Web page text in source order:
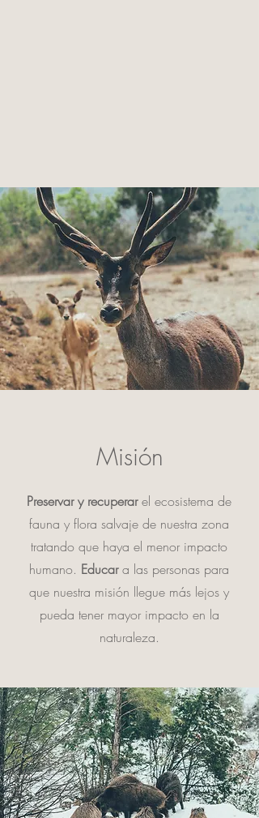
Misión
Preservar y recuperarel ecosistema de
fauna y flora salvaje de nuestra zona
tratando que haya el menor impacto
humano. Educara las personas para
que nuestra misión llegue más lejos y
pueda tener mayor impacto en la
naturaleza.